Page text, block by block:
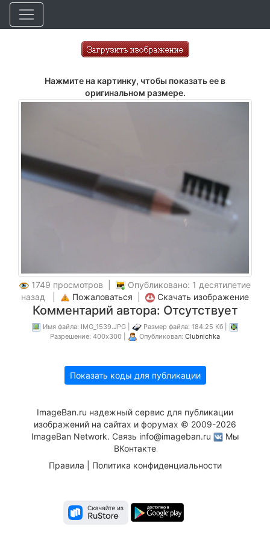
Нажмите на картинку, чтобы показать ее в
оригинальном размере.
1749 просмотров |
Опубликовано: 1 десятилетие
назад |
Пожаловаться Скачать изображение
Комментарий автора: Отсутствует
Имя файла: IMG_1539.JPG |
Размер файла: 184.25 Кб |
Разрешение: 400x300 |
Опубликовал: Clubnichka
Показать коды для публикации
ImageBan.ru надежный сервис для публикации
изображений на сайтах и форумах © 2009-2026
ImageBan Network. Связь info@imageban.ru
Мы
ВКонтакте
Правила
Политика конфиденциальности